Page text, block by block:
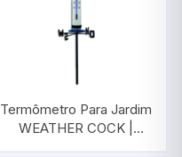
Termômetro Para Jardim
WEATHER COCK |